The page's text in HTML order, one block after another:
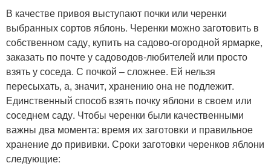
В качестве привоя выступают почки или черенки
выбранных сортов яблонь. Черенки можно заготовить в
собственном саду, купить на садово-огородной ярмарке,
заказать по почте у садоводов-любителей или просто
взять у соседа. С почкой – сложнее. Ей нельзя
пересыхать, а, значит, хранению она не подлежит.
Единственный способ взять почку яблони в своем или
соседнем саду. Чтобы черенки были качественными
важны два момента: время их заготовки и правильное
хранение до прививки. Сроки заготовки черенков яблони
следующие: